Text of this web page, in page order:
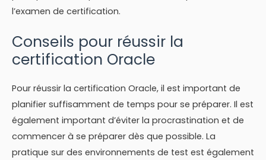
l’examen de certification.
Conseils pour réussir la
certification Oracle
Pour réussir la certification Oracle, il est important de
planifier suffisamment de temps pour se préparer. Il est
également important d’éviter la procrastination et de
commencer à se préparer dès que possible. La
pratique sur des environnements de test est également